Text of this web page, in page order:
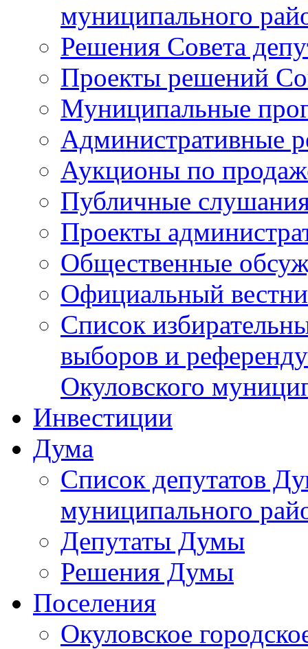
муниципального
Решения Совета
Проекты решений
Муниципальные
Административные
Аукционы по
Публичные
Проекты
Общественные
Официальный
Список
выборов и
Окуловского
Инвестиции
Дума
Список депутатов
муниципального
Депутаты Думы
Решения Думы
Поселения
Окуловское